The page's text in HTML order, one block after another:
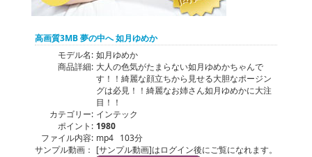
高画質3MB 夢の中へ 如月ゆめか
モデル名: 如月ゆめか
商品詳細: 大人の色気がたまらない如月ゆめかちゃんで
す！！綺麗な顔立ちから見せる大胆なポージン
グは必見！！綺麗なお姉さん如月ゆめかに大注
目！！
カテゴリー: インテック
ポイント: 1980
ファイル内容: mp4 103分
サンプル動画： [サンプル動画]はログイン後にご覧になれます。